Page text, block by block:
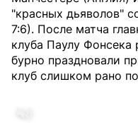
"красных дьяволов"
7:6). После матча
клуба Паулу Фонсека
бурно праздновали
клуб слишком рано